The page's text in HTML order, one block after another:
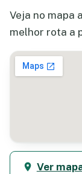
Veja no mapa
melhor rota a
Ver